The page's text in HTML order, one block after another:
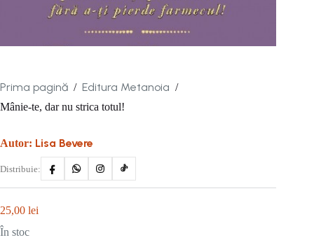
Prima pagină / Editura Metanoia /
Mânie-te, dar nu strica totul!
Autor: Lisa Bevere
Distribuie:
25,00 lei
În stoc